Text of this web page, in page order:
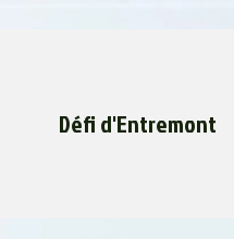
Défi d'Entremont